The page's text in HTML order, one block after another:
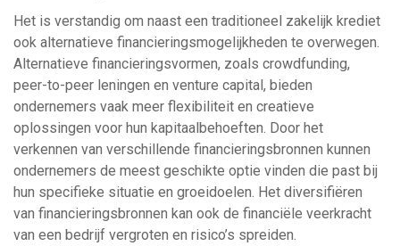
Het is verstandig om naast een traditioneel zakelijk krediet
ook alternatieve financieringsmogelijkheden te overwegen.
Alternatieve financieringsvormen, zoals crowdfunding,
peer-to-peer leningen en venture capital, bieden
ondernemers vaak meer flexibiliteit en creatieve
oplossingen voor hun kapitaalbehoeften. Door het
verkennen van verschillende financieringsbronnen kunnen
ondernemers de meest geschikte optie vinden die past bij
hun specifieke situatie en groeidoelen. Het diversifiëren
van financieringsbronnen kan ook de financiële veerkracht
van een bedrijf vergroten en risico’s spreiden.